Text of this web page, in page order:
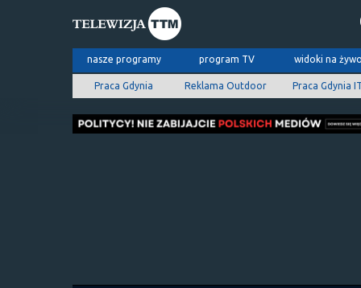
nasze programy program TV widoki na
Praca Gdynia Reklama Outdoor Praca Gdynia